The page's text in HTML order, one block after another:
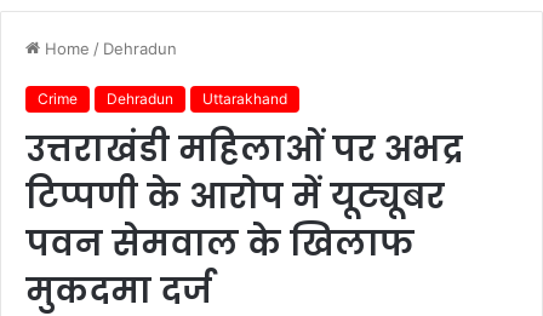
Home / Dehradun
Crime Dehradun Uttarakhand
उत्तराखंडी महिलाओं पर अभद्र
टिप्पणी के आरोप में यूट्यूबर
पवन सेमवाल के खिलाफ
मुकदमा दर्ज